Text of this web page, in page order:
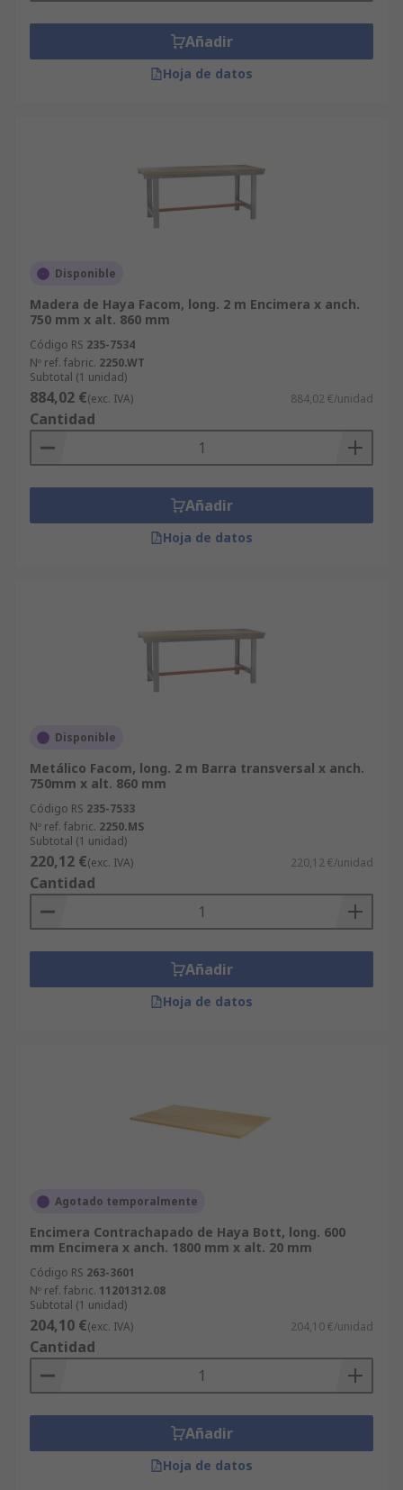
chapa laminada también pueden cortarse,
aunque por su construcción no se recomienda ya
que el borde expuesto no tendrá el plástico de
Añadir
Hoja de datos
Disponible
Madera de Haya Facom, long. 2 m Encimera x anch.
750 mm x alt. 860 mm
Código RS 235-7534
Nº ref. fabric. 2250.WT
Subtotal (1 unidad)
884,02 €(exc. IVA) 884,02 €/unidad
Cantidad
Añadir
Hoja de datos
Disponible
Metálico Facom, long. 2 m Barra transversal x anch.
750mm x alt. 860 mm
Código RS 235-7533
Nº ref. fabric. 2250.MS
Subtotal (1 unidad)
220,12 €(exc. IVA) 220,12 €/unidad
Cantidad
Añadir
Hoja de datos
Agotado temporalmente
Encimera Contrachapado de Haya Bott, long. 600
mm Encimera x anch. 1800 mm x alt. 20 mm
Código RS 263-3601
Nº ref. fabric. 11201312.08
Subtotal (1 unidad)
204,10 €(exc. IVA) 204,10 €/unidad
Cantidad
Añadir
Hoja de datos